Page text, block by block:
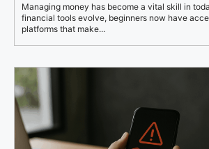
Managing money has become a vital skill in
financial tools evolve, beginners now have
platforms that make...